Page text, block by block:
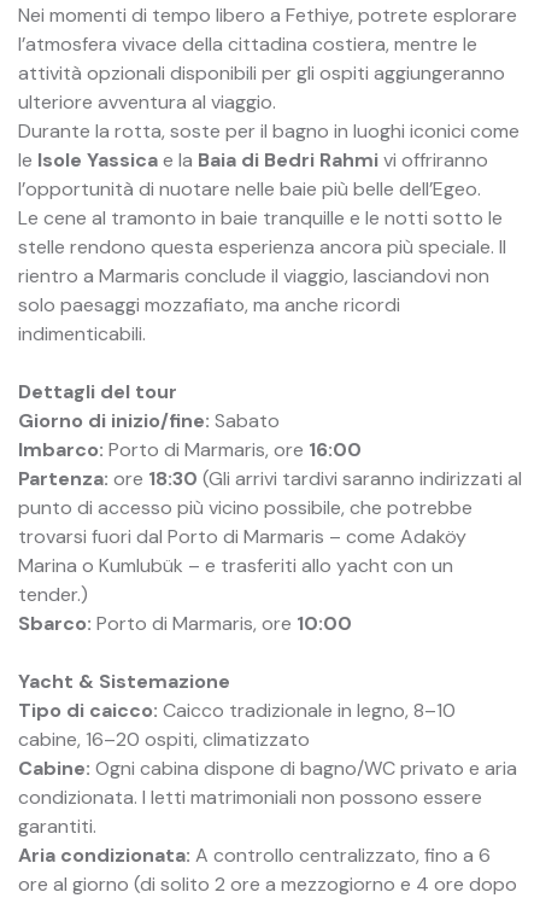
Nei momenti di tempo libero a Fethiye, potrete esplorare
l’atmosfera vivace della cittadina costiera, mentre le
attività opzionali disponibili per gli ospiti aggiungeranno
ulteriore avventura al viaggio.
Durante la rotta, soste per il bagno in luoghi iconici come
le Isole Yassicae la Baia di Bedri Rahmivi offriranno
l’opportunità di nuotare nelle baie più belle dell’Egeo.
Le cene al tramonto in baie tranquille e le notti sotto le
stelle rendono questa esperienza ancora più speciale. Il
rientro a Marmaris conclude il viaggio, lasciandovi non
solo paesaggi mozzafiato, ma anche ricordi
indimenticabili.
Dettagli del tour
Giorno di inizio/fine: Sabato
Imbarco: Porto di Marmaris, ore 16:00
Partenza: ore 18:30 (Gli arrivi tardivi saranno indirizzati al
punto di accesso più vicino possibile, che potrebbe
trovarsi fuori dal Porto di Marmaris – come Adaköy
Marina o Kumlubük – e trasferiti allo yacht con un
tender.)
Sbarco: Porto di Marmaris, ore 10:00
Yacht & Sistemazione
Tipo di caicco: Caicco tradizionale in legno, 8–10
cabine, 16–20 ospiti, climatizzato
Cabine: Ogni cabina dispone di bagno/WC privato e aria
condizionata. I letti matrimoniali non possono essere
garantiti.
Aria condizionata: A controllo centralizzato, fino a 6
ore al giorno (di solito 2 ore a mezzogiorno e 4 ore dopo